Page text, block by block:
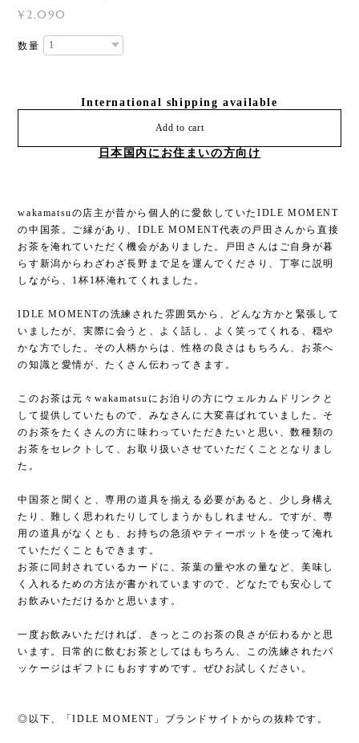
¥2,090
数量
International shipping available
Add to cart
日本国内にお住まいの方向け
wakamatsuの店主が昔から個人的に愛飲していたIDLE MOMENT
の中国茶。ご縁があり、IDLE MOMENT代表の戸田さんから直接
お茶を淹れていただく機会がありました。戸田さんはご自身が暮
らす新潟からわざわざ長野まで足を運んでくださり、丁寧に説明
しながら、1杯1杯淹れてくれました。
IDLE MOMENTの洗練された雰囲気から、どんな方かと緊張して
いましたが、実際に会うと、よく話し、よく笑ってくれる、穏や
かな方でした。その人柄からは、性格の良さはもちろん、お茶へ
の知識と愛情が、たくさん伝わってきます。
このお茶は元々wakamatsuにお泊りの方にウェルカムドリンクと
して提供していたもので、みなさんに大変喜ばれていました。そ
のお茶をたくさんの方に味わっていただきたいと思い、数種類の
お茶をセレクトして、お取り扱いさせていただくこととなりまし
た。
中国茶と聞くと、専用の道具を揃える必要があると、少し身構え
たり、難しく思われたりしてしまうかもしれません。ですが、専
用の道具がなくとも、お持ちの急須やティーポットを使って淹れ
ていただくこともできます。
お茶に同封されているカードに、茶葉の量や水の量など、美味し
く入れるための方法が書かれていますので、どなたでも安心して
お飲みいただけるかと思います。
一度お飲みいただければ、きっとこのお茶の良さが伝わるかと思
います。日常的に飲むお茶としてはもちろん、この洗練されたパ
ッケージはギフトにもおすすめです。ぜひお試しください。
◎以下、「IDLE MOMENT」ブランドサイトからの抜粋です。